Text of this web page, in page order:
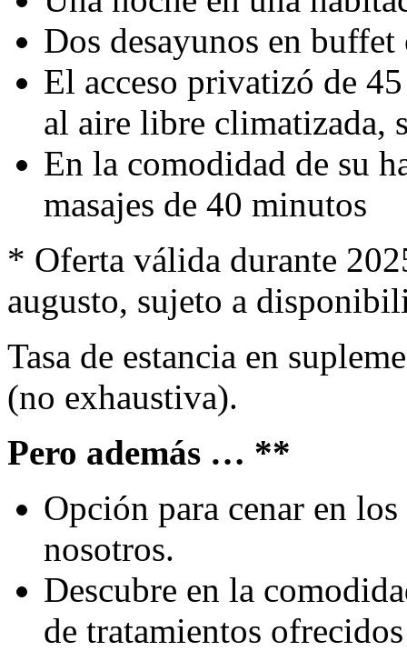
Dos desayunos en
El acceso privatizó de
al aire libre climatizada,
En la comodidad de su
masajes de 40 minutos
* Oferta válida durante
augusto, sujeto a
Tasa de estancia en
(no exhaustiva).
Pero además … **
Opción para cenar en
nosotros.
Descubre en la
de tratamientos